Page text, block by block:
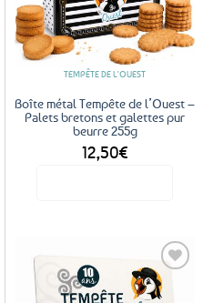
Ajouter
aux
favoris
TEMPÊTE DE L'OUEST
Boîte métal Tempête de l’Ouest –
Palets bretons et galettes pur
beurre 255g
12,50€